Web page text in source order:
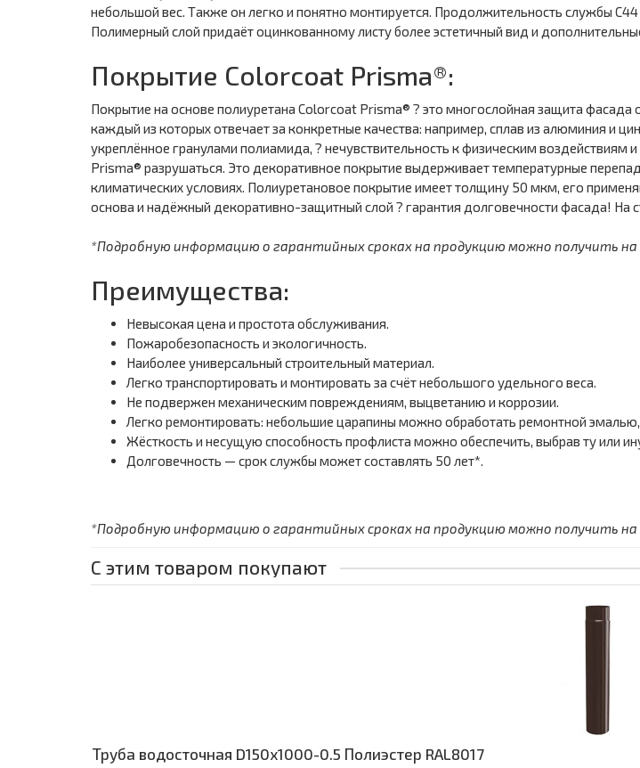
небольшой вес. Также он легко и понятно монтируется. Продолжительность службы
Полимерный слой придаёт оцинкованному листу более эстетичный вид и
Покрытие Colorcoat Prisma®:
Покрытие на основе полиуретана Colorcoat Prisma® ? это многослойная защита фасада
каждый из которых отвечает за конкретные качества: например, сплав из алюминия и
укреплённое гранулами полиамида, ? нечувствительность к физическим воздействиям
Prisma® разрушаться. Это декоративное покрытие выдерживает температурные
климатических условиях. Полиуретановое покрытие имеет толщину 50 мкм, его
основа и надёжный декоративно-защитный слой ? гарантия долговечности фасада! На
*Подробную информацию о гарантийных сроках на продукцию можно получить на
Преимущества:
Невысокая цена и простота обслуживания.
Пожаробезопасность и экологичность.
Наиболее универсальный строительный материал.
Легко транспортировать и монтировать за счёт небольшого удельного веса.
Не подвержен механическим повреждениям, выцветанию и коррозии.
Легко ремонтировать: небольшие царапины можно обработать ремонтной
Жёсткость и несущую способность профлиста можно обеспечить, выбрав ту или
Долговечность — срок службы может составлять 50 лет*.
*Подробную информацию о гарантийных сроках на продукцию можно получить
С этим товаром покупают
Труба водосточная D150х1000-0.5 Полиэстер RAL8017